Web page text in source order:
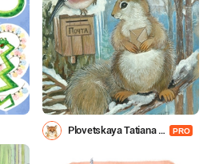
Plovetskaya Tatiana -
PRO